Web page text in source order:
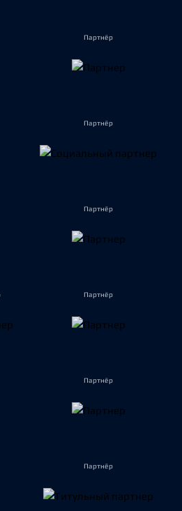
Партнёр
Партнёр
Партнёр
Партнёр
Партнёр
Партнёр